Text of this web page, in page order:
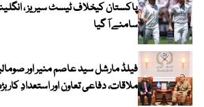
سامنے آ گیا
فیلڈ مارشل سید عاصم منیر اور
ملاقات، دفاعی تعاون اور استعدادِ کار